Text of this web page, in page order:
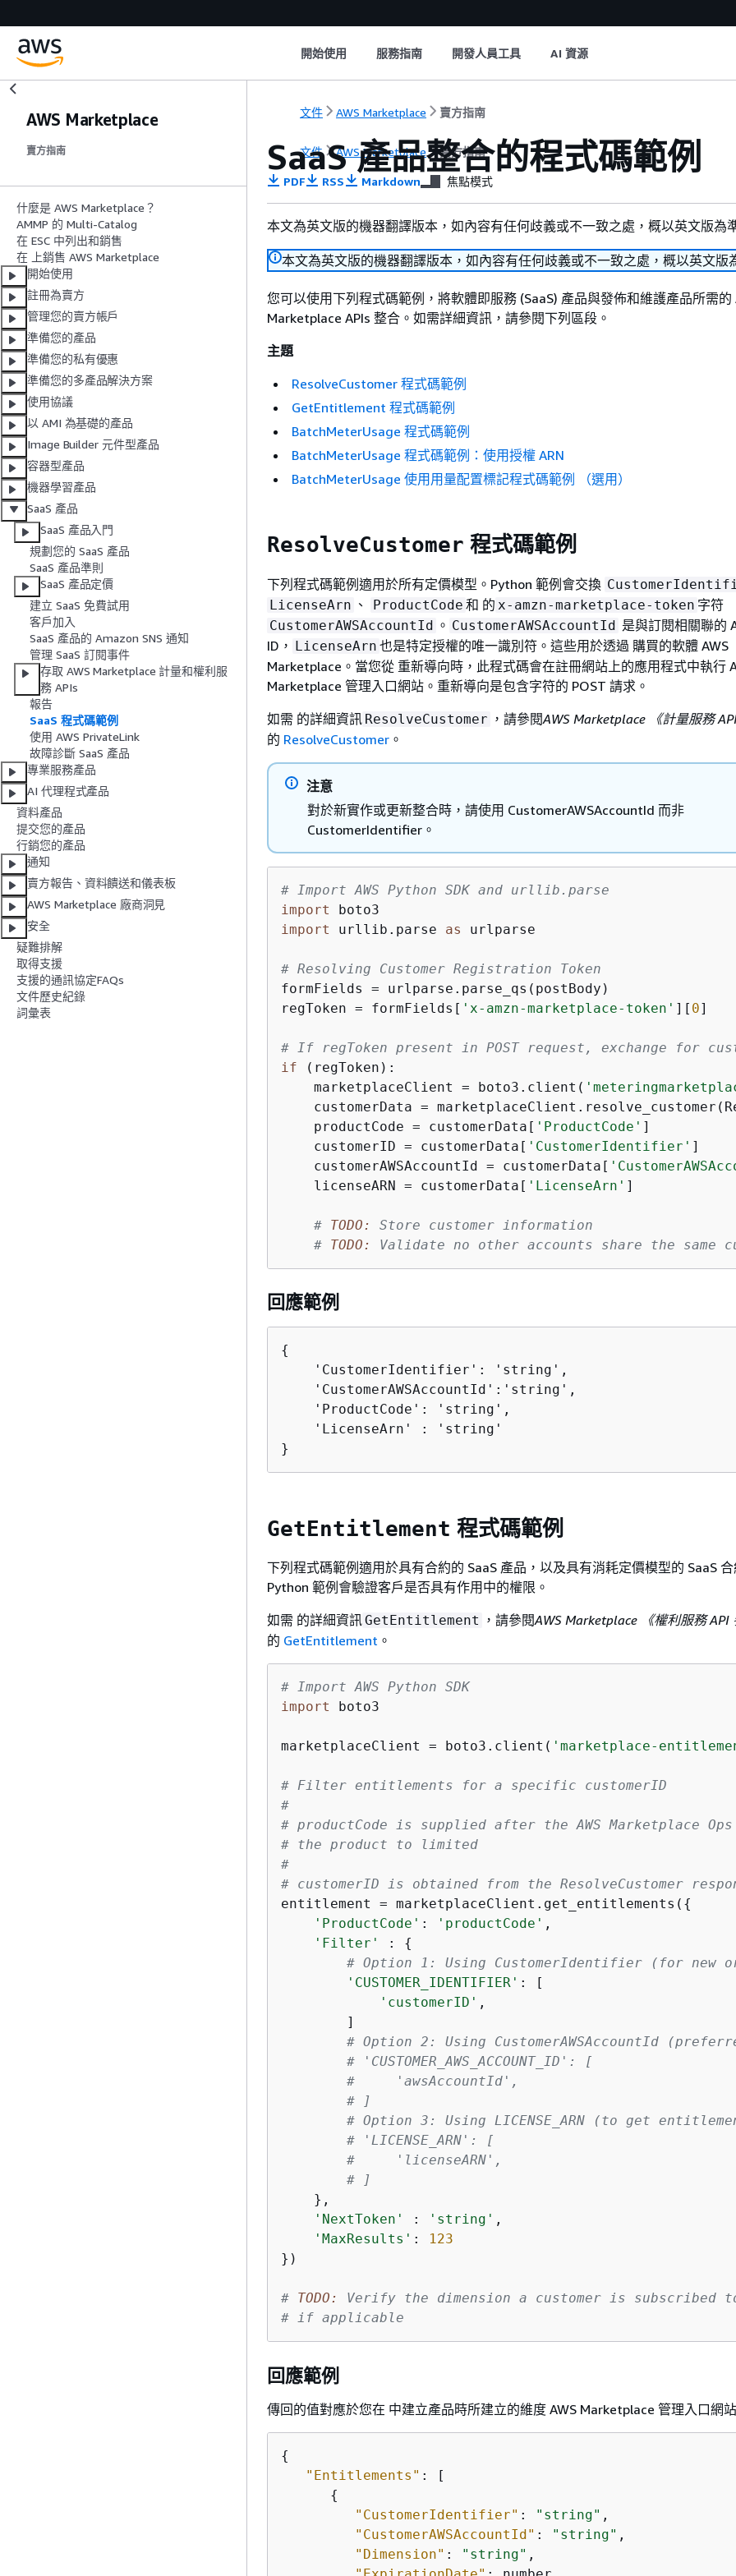
開始使用 服務指南 開發人員工具 AI 資源
AWS Marketplace
賣方指南
什麼是 AWS Marketplace？
AMMP 的 Multi-Catalog
在 ESC 中列出和銷售
在 上銷售 AWS Marketplace
開始使用
註冊為賣方
管理您的賣方帳戶
準備您的產品
準備您的私有優惠
準備您的多產品解決方案
使用協議
以 AMI 為基礎的產品
Image Builder 元件型產品
容器型產品
機器學習產品
SaaS 產品
SaaS 產品入門
規劃您的 SaaS 產品
SaaS 產品準則
SaaS 產品定價
建立 SaaS 免費試用
客戶加入
SaaS 產品的 Amazon SNS 通知
管理 SaaS 訂閱事件
存取 AWS Marketplace 計量和權利服
務 APIs
報告
SaaS 程式碼範例
使用 AWS PrivateLink
故障診斷 SaaS 產品
專業服務產品
AI 代理程式產品
資料產品
提交您的產品
行銷您的產品
通知
賣方報告、資料饋送和儀表板
AWS Marketplace 廠商洞見
安全
疑難排解
取得支援
支援的通訊協定FAQs
文件歷史紀錄
詞彙表
文件 AWS Marketplace 賣方指南
文件 AWS Marketplace 賣方指南
SaaS 產品整合的程式碼範例
PDF RSS Markdown 焦點模式
本文為英文版的機器翻譯版本，如內容有任何歧義或不一致之處，概以英文版為
本文為英文版的機器翻譯版本，如內容有任何歧義或不一致之處，概以英文版
您可以使用下列程式碼範例，將軟體即服務 (SaaS) 產品與發佈和維護產品所需的
Marketplace APIs 整合。如需詳細資訊，請參閱下列區段。
主題
ResolveCustomer 程式碼範例
GetEntitlement 程式碼範例
BatchMeterUsage 程式碼範例
BatchMeterUsage 程式碼範例：使用授權 ARN
BatchMeterUsage 使用用量配置標記程式碼範例 （選用）
ResolveCustomer 程式碼範例
下列程式碼範例適用於所有定價模型。Python 範例會交換
LicenseArn 、 ProductCode 和 的 x-amzn-marketplace-token 字符
CustomerAWSAccountId 。 CustomerAWSAccountId 是與訂閱相關聯的
ID， LicenseArn 也是特定授權的唯一識別符。這些用於透過 購買的軟體 AWS
Marketplace。當您從 重新導向時，此程式碼會在註冊網站上的應用程式中執行
Marketplace 管理入口網站。重新導向是包含字符的 POST 請求。
如需 的詳細資訊 ResolveCustomer ，請參閱AWS Marketplace 《計量服務
的 ResolveCustomer 。
注意
對於新實作或更新整合時，請使用 CustomerAWSAccountId 而非
CustomerIdentifier。
# Import AWS Python SDK and urllib.parse
import
import
urllib.parse as urlparse
# Resolving Customer Registration Token
formFields = urlparse.parse_qs(postBody)
regToken = formFields[ 'x-amzn-marketplace-token' ][ 0]
# If regToken present in POST request, exchange for
if (regToken):
    marketplaceClient = boto3.client(
customerData =
    productCode = customerData[
'ProductCode' ]
    customerID = customerData[
'CustomerIdentifier' ]
    customerAWSAccountId = customerData[
    licenseARN = customerData[
'LicenseArn' ]
# TODO:
Store customer information
# TODO: Validate no other accounts share the same
回應範例
{
    'CustomerIdentifier': 'string',
    'CustomerAWSAccountId':'string',
    'ProductCode': 'string',
    'LicenseArn' : 'string'
}
GetEntitlement 程式碼範例
下列程式碼範例適用於具有合約的 SaaS 產品，以及具有消耗定價模型的 SaaS 合
Python 範例會驗證客戶是否具有作用中的權限。
如需 的詳細資訊GetEntitlement ，請參閱AWS Marketplace 《權利服務 API
的 GetEntitlement 。
# Import AWS Python SDK
import
boto3
marketplaceClient = boto3.client( 'marketplace-
# Filter entitlements for a specific customerID
#
# productCode is supplied after the AWS Marketplace
# the product to limited
#
# customerID is obtained from the ResolveCustomer
entitlement = marketplaceClient.get_entitlements( {
'ProductCode' : 'productCode' ,
'Filter'
: {
# Option 1: Using CustomerIdentifier (for new
'CUSTOMER_IDENTIFIER' : [
'customerID' ,
        ]
# Option 2: Using CustomerAWSAccountId
# 'CUSTOMER_AWS_ACCOUNT_ID': [
#     'awsAccountId',
# ]
# Option 3: Using LICENSE_ARN (to get
# 'LICENSE_ARN': [
#     'licenseARN',
# ]
    },
'NextToken'
: 'string' ,
'MaxResults' :
123
})
# TODO:
Verify the dimension a customer is subscribed
# if applicable
回應範例
傳回的值對應於您在 中建立產品時所建立的維度 AWS Marketplace 管理入口網站
{
"Entitlements" : [
{
"CustomerIdentifier" : "string" ,
"CustomerAWSAccountId" : "string" ,
"Dimension" : "string" ,